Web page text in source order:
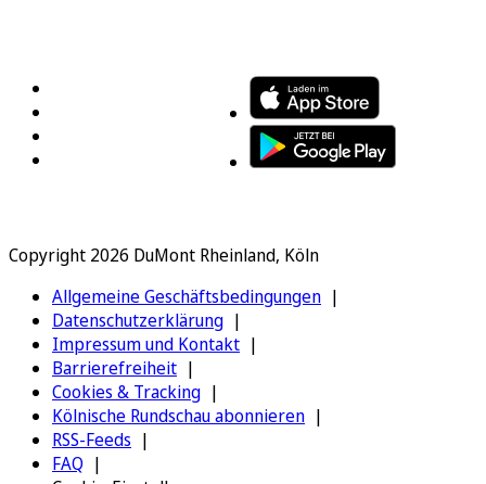
Copyright 2026 DuMont Rheinland, Köln
Allgemeine Geschäftsbedingungen
Datenschutzerklärung
Impressum und Kontakt
Barrierefreiheit
Cookies & Tracking
Kölnische Rundschau abonnieren
RSS-Feeds
FAQ